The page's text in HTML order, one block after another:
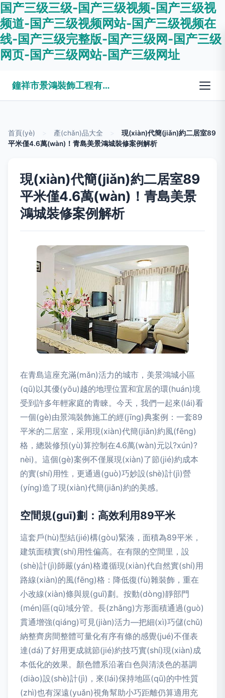
国产三级三级-国产三级视频-国产三级视
频道-国产三级视频网站-国产三级视频在
线-国产三级完整版-国产三级网-国产三级
网页-国产三级网站-国产三级网址
鐘祥市景鴻裝飾工程有限公司
首頁(yè) 產(chǎn)品大全
現(xiàn)代簡(jiǎn)約二居室89
平米僅4.6萬(wàn)！青島美景鴻城裝修案例解析
現(xiàn)代簡(jiǎn)約二居室89
平米僅4.6萬(wàn)！青島美景
鴻城裝修案例解析
在青島這座充滿(mǎn)活力的城市，美景鴻城小區
(qū)以其優(yōu)越的地理位置和宜居的環(huán)境
受到許多年輕家庭的青睞。今天，我們一起來(lái)看
一個(gè)由景鴻裝飾施工的經(jīng)典案例：一套89
平米的二居室，采用現(xiàn)代簡(jiǎn)約風(fēng)
格，總裝修預(yù)算控制在4.6萬(wàn)元以?xún)?
nèi)。這個(gè)案例不僅展現(xiàn)了節(jié)約成本
的實(shí)用性，更通過(guò)巧妙設(shè)計(jì)營
(yíng)造了現(xiàn)代簡(jiǎn)約的美感。
空間規(guī)劃：高效利用89平米
這套戶(hù)型結(jié)構(gòu)緊湊，面積為89平米，
建筑面積實(shí)用性偏高。在有限的空間里，設
(shè)計(jì)師嚴(yán)格遵循現(xiàn)代自然實(shí)用
路線(xiàn)的風(fēng)格：降低復(fù)雜裝飾，重在
小改線(xiàn)條與規(guī)劃。按動(dòng)靜部門
(mén)區(qū)域分管。長(zhǎng)方形面積通過(guò)
貫通增強(qiáng)可見(jiàn)活力—把細(xì)巧儲(chǔ)
納整齊房間整體可量化有序有條的感覺(jué)不僅表
達(dá)了好用更成就節(jié)約技巧實(shí)現(xiàn)成
本低化的效果。顏色體系沿著白色與清淡色的基調
(diào)設(shè)計(jì)，來(lái)保持地區(qū)的中性質
(zhì)也有深遠(yuǎn)視角幫助小巧距離仍算適用充